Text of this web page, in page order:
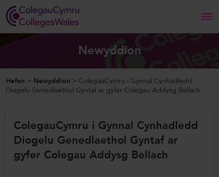
Hafan
Ein Gwaith
Newyddion a Digwyddiadau
Newyddion
Hafan > Newyddion > ColegauCymru i Gynnal Cynhadledd
Diogelu Genedlaethol Gyntaf ar gyfer Colegau Addysg Bellach
ColegauCymru i Gynnal Cynhadledd
Diogelu Genedlaethol Gyntaf ar
gyfer Colegau Addysg Bellach